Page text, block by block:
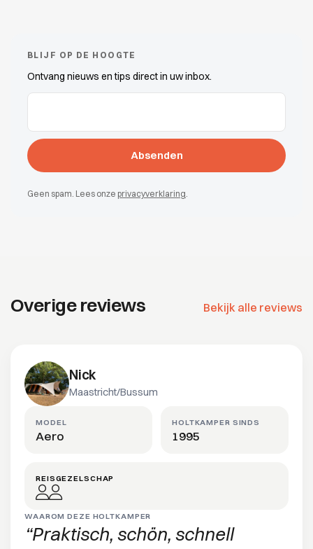
BLIJF OP DE HOOGTE
Ontvang nieuws en tips direct in uw inbox.
E-Mail-Adressen
Geen spam. Lees onze privacyverklaring
Overige reviews Bekijk alle reviews
Nick
Maastricht/Bussum
MODEL
Aero
REISGEZELSCHAP
HOLTKAMPER SINDS
1995
WAAROM DEZE HOLTKAMPER
Praktisch, schön, schnell